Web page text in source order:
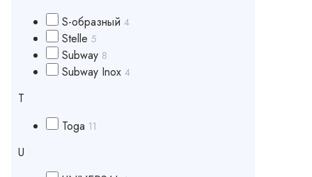
S-образный 4
Stelle 5
Subway 8
Subway Inox 4
T
Toga 11
U